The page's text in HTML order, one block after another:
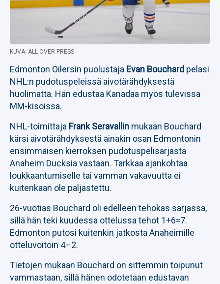
KUVA: ALL OVER PRESS
Edmonton Oilersin puolustaja Evan Bouchard pelasi
NHL:n pudotuspeleissä aivotärähdyksestä
huolimatta. Hän edustaa Kanadaa myös tulevissa
MM-kisoissa.
NHL-toimittaja Frank Seravallin mukaan Bouchard
kärsi aivotärähdyksestä ainakin osan Edmontonin
ensimmäisen kierroksen pudotuspelisarjasta
Anaheim Ducksia vastaan. Tarkkaa ajankohtaa
loukkaantumiselle tai vamman vakavuutta ei
kuitenkaan ole paljastettu.
26-vuotias Bouchard oli edelleen tehokas sarjassa,
sillä hän teki kuudessa ottelussa tehot 1+6=7.
Edmonton putosi kuitenkin jatkosta Anaheimille
otteluvoitoin 4–2.
Tietojen mukaan Bouchard on sittemmin toipunut
vammastaan, sillä hänen odotetaan edustavan